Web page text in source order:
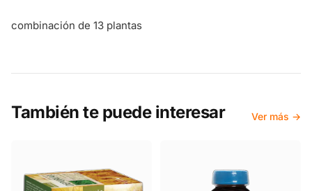
combinación de 13 plantas
También te puede interesar Ver más →